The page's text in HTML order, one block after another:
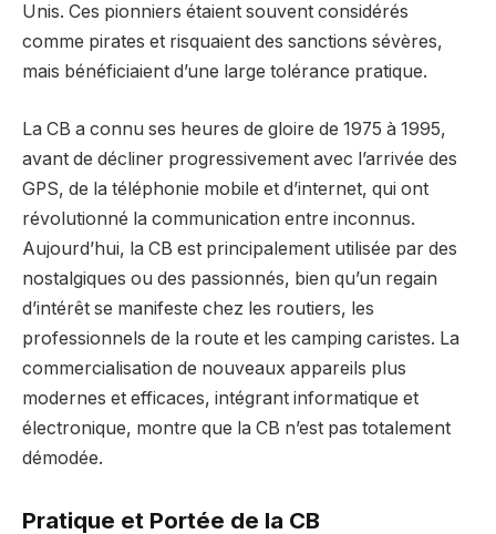
Unis. Ces pionniers étaient souvent considérés
comme pirates et risquaient des sanctions sévères,
mais bénéficiaient d’une large tolérance pratique.
La CB a connu ses heures de gloire de 1975 à 1995,
avant de décliner progressivement avec l’arrivée des
GPS, de la téléphonie mobile et d’internet, qui ont
révolutionné la communication entre inconnus.
Aujourd’hui, la CB est principalement utilisée par des
nostalgiques ou des passionnés, bien qu’un regain
d’intérêt se manifeste chez les routiers, les
professionnels de la route et les camping caristes. La
commercialisation de nouveaux appareils plus
modernes et efficaces, intégrant informatique et
électronique, montre que la CB n’est pas totalement
démodée.
Pratique et Portée de la CB